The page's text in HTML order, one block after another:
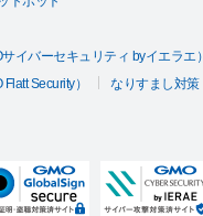
イバーセキュリティ byイエラエ）
Security）
なりすまし対策